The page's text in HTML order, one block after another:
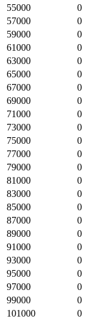
55000
0
57000
0
59000
0
61000
0
63000
0
65000
0
67000
0
69000
0
71000
0
73000
0
75000
0
77000
0
79000
0
81000
0
83000
0
85000
0
87000
0
89000
0
91000
0
93000
0
95000
0
97000
0
99000
0
101000
0